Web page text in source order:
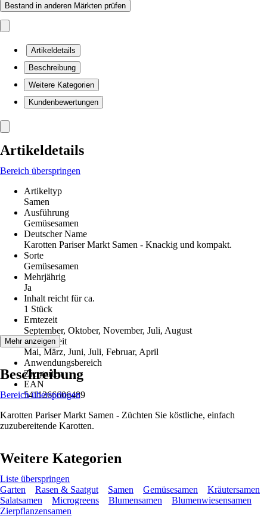
Bestand in anderen Märkten prüfen
Artikeldetails
Beschreibung
Weitere Kategorien
Kundenbewertungen
Artikeldetails
Bereich überspringen
Artikeltyp
Samen
Ausführung
Gemüsesamen
Deutscher Name
Karotten Pariser Markt Samen - Knackig und kompakt.
Sorte
Gemüsesamen
Mehrjährig
Ja
Inhalt reicht für ca.
1 Stück
Erntezeit
September, Oktober, November, Juli, August
Aussaatzeit
Mai, März, Juni, Juli, Februar, April
Anwendungsbereich
Ziergarten
EAN
5411266606489
Mehr anzeigen
Beschreibung
Bereich überspringen
Karotten Pariser Markt Samen - Züchten Sie köstliche, einfach
zuzubereitende Karotten.
Weitere Kategorien
Liste überspringen
Garten
Rasen & Saatgut Samen Gemüsesamen
Kräutersamen
Salatsamen
Microgreens Blumensamen
Blumenwiesensamen
Zierpflanzensamen